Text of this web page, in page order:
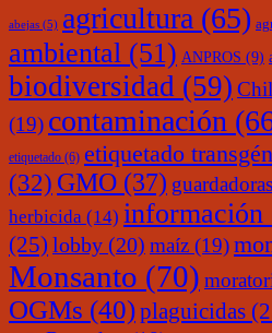
abejas (5) agricultura (65)
ambiental (51) ANPROS (9)
biodiversidad (59)
(19) contaminación
etiquetado (6) etiquetado
(32) GMO (37)
herbicida (14) información
(25) lobby (20) maíz (19)
Monsanto (70)
OGMs (40)plaguicidas